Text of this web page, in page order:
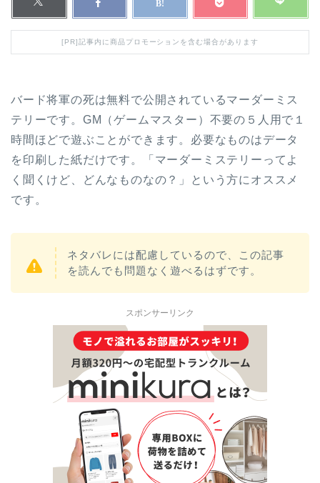
[PR]記事内に商品プロモーションを含む場合があります
バード将軍の死は無料で公開されているマーダーミス
テリーです。GM（ゲームマスター）不要の５人用で１
時間ほどで遊ぶことができます。必要なものはデータ
を印刷した紙だけです。「マーダーミステリーってよ
く聞くけど、どんなものなの？」という方にオススメ
です。
ネタバレには配慮しているので、この記事
を読んでも問題なく遊べるはずです。
スポンサーリンク